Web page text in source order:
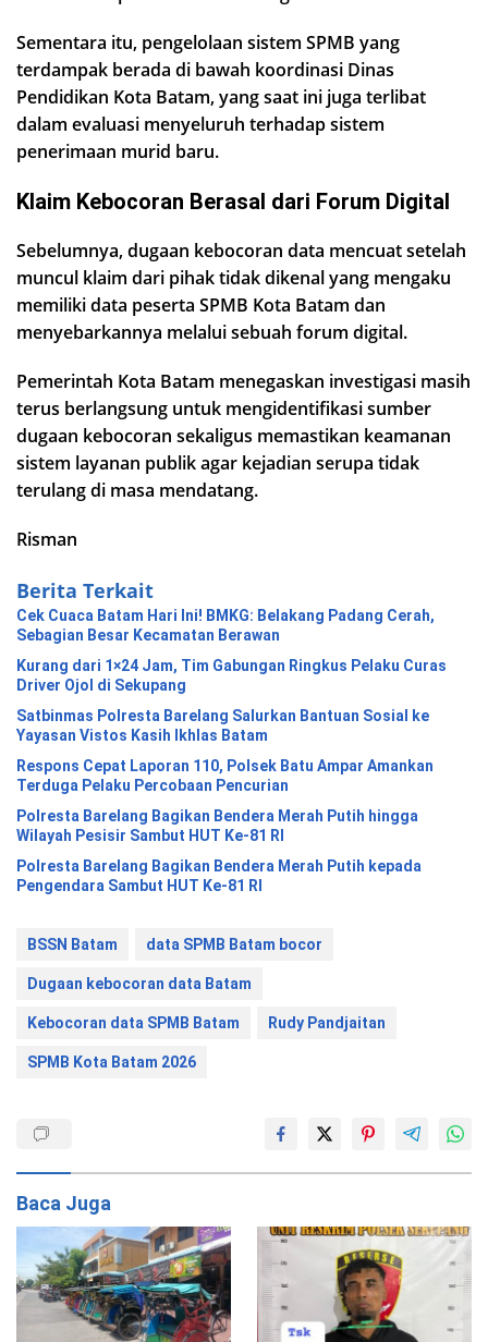
Sementara itu, pengelolaan sistem SPMB yang
terdampak berada di bawah koordinasi Dinas
Pendidikan Kota Batam, yang saat ini juga terlibat
dalam evaluasi menyeluruh terhadap sistem
penerimaan murid baru.
Klaim Kebocoran Berasal dari Forum Digital
Sebelumnya, dugaan kebocoran data mencuat setelah
muncul klaim dari pihak tidak dikenal yang mengaku
memiliki data peserta SPMB Kota Batam dan
menyebarkannya melalui sebuah forum digital.
Pemerintah Kota Batam menegaskan investigasi masih
terus berlangsung untuk mengidentifikasi sumber
dugaan kebocoran sekaligus memastikan keamanan
sistem layanan publik agar kejadian serupa tidak
terulang di masa mendatang.
Risman
Berita Terkait
Cek Cuaca Batam Hari Ini! BMKG: Belakang Padang Cerah,
Sebagian Besar Kecamatan Berawan
Kurang dari 1×24 Jam, Tim Gabungan Ringkus Pelaku Curas
Driver Ojol di Sekupang
Satbinmas Polresta Barelang Salurkan Bantuan Sosial ke
Yayasan Vistos Kasih Ikhlas Batam
Respons Cepat Laporan 110, Polsek Batu Ampar Amankan
Terduga Pelaku Percobaan Pencurian
Polresta Barelang Bagikan Bendera Merah Putih hingga
Wilayah Pesisir Sambut HUT Ke-81 RI
Polresta Barelang Bagikan Bendera Merah Putih kepada
Pengendara Sambut HUT Ke-81 RI
BSSN Batam data SPMB Batam bocor
Dugaan kebocoran data Batam
Kebocoran data SPMB Batam Rudy Pandjaitan
SPMB Kota Batam 2026
Baca Juga